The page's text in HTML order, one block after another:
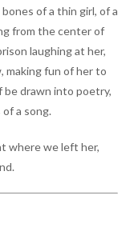
of a thin girl, of a
from the center of
laughing at her,
making fun of her to
drawn into poetry,
a song.
where we left her,